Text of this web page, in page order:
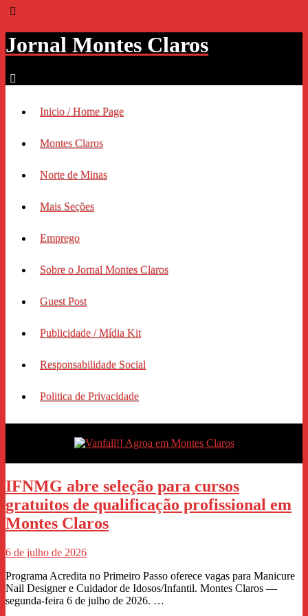
Jornal Montes Claros
Inicio / Home Page
Montes Claros
Norte de Minas
Mais Seções
Emprego
Sobre o Jornal Montes Claros
Guest Post
Publicidade / Mídia Kit
Responsabilidade Social
Politica de Privacidade
IFNMG abre seleção para cursos
gratuitos de qualificação profissional em
Montes Claros
6 de julho de 2026
Programa Acredita no Primeiro Passo oferece vagas para Manicure
Nail Designer e Cuidador de Idosos/Infantil. Montes Claros —
segunda-feira 6 de julho de 2026. …